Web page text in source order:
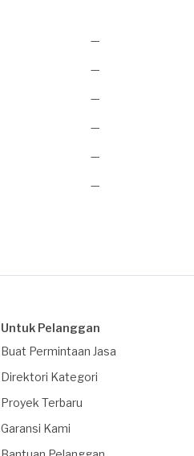
—
—
—
—
—
—
Untuk Pelanggan
Buat Permintaan Jasa
Direktori Kategori
Proyek Terbaru
Garansi Kami